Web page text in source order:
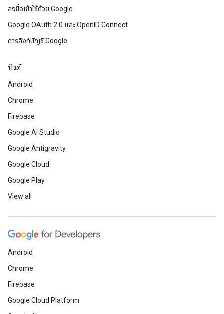
ลงชื่อเข้าใช้ด้วย Google
Google OAuth 2.0 และ OpenID Connect
การลิงก์บัญชี Google
บิวด์
Android
Chrome
Firebase
Google AI Studio
Google Antigravity
Google Cloud
Google Play
View all
Android
Chrome
Firebase
Google Cloud Platform